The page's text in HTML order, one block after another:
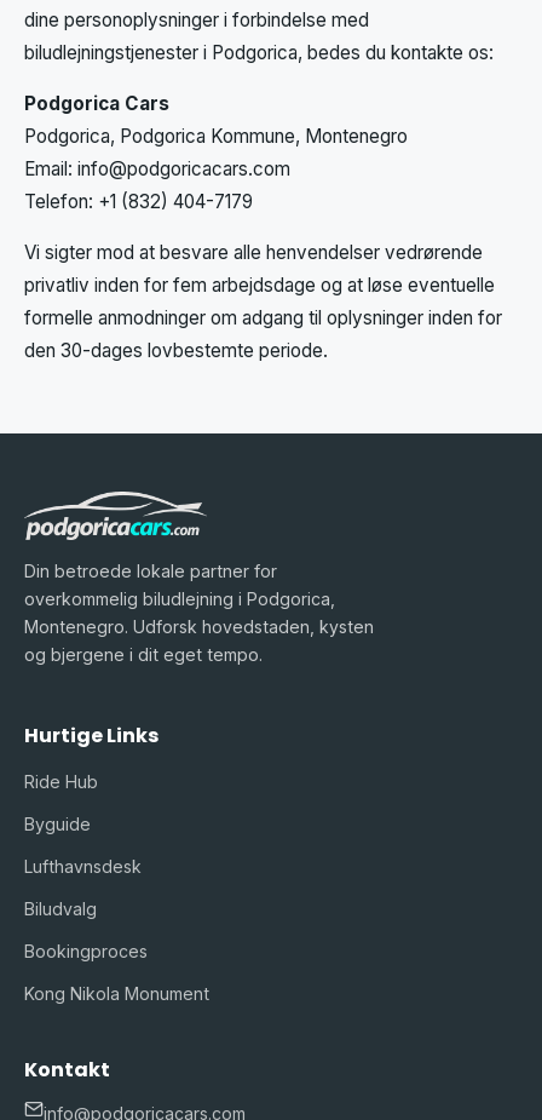
dine personoplysninger i forbindelse med
biludlejningstjenester i Podgorica, bedes du kontakte os:
Podgorica Cars
Podgorica, Podgorica Kommune, Montenegro
Email: info@podgoricacars.com
Telefon: +1 (832) 404-7179
Vi sigter mod at besvare alle henvendelser vedrørende
privatliv inden for fem arbejdsdage og at løse eventuelle
formelle anmodninger om adgang til oplysninger inden for
den 30-dages lovbestemte periode.
Din betroede lokale partner for
overkommelig biludlejning i Podgorica,
Montenegro. Udforsk hovedstaden, kysten
og bjergene i dit eget tempo.
Hurtige Links
Ride Hub
Byguide
Lufthavnsdesk
Biludvalg
Bookingproces
Kong Nikola Monument
Kontakt
info@podgoricacars.com